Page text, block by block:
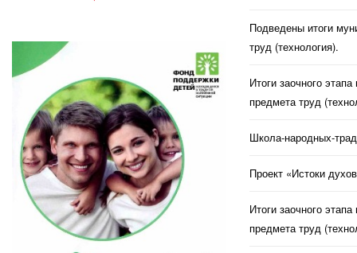
Подведены итоги
труд (технология).
Итоги заочного
предмета труд
Школа-народных-
Проект «Истоки
Итоги заочного
предмета труд